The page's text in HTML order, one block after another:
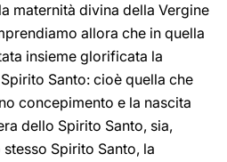
maternità divina della Vergine
allora che in quella
insieme glorificata la
Santo: cioè quella che
concepimento e la nascita
dello Spirito Santo, sia,
Spirito Santo, la